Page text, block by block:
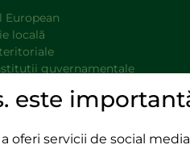
European
locală
guvernamentale
este
servicii de social